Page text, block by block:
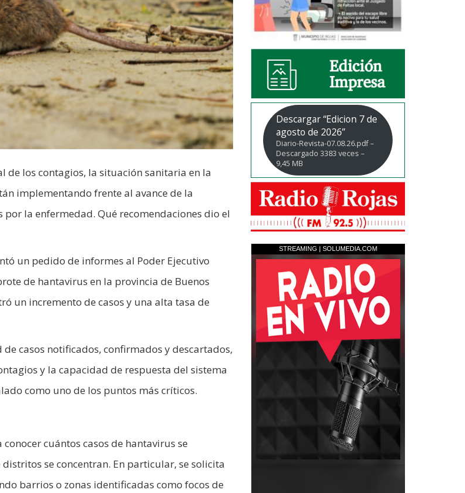
los contagios, la situación sanitaria en la
implementando frente al avance de la
la enfermedad. Qué recomendaciones dio el
un pedido de informes al Poder Ejecutivo
de hantavirus en la provincia de Buenos
un incremento de casos y una alta tasa de
casos notificados, confirmados y descartados,
y la capacidad de respuesta del sistema
como uno de los puntos más críticos.
cuántos casos de hantavirus se
se concentran. En particular, se solicita
barrios o zonas identificadas como focos de
Descargar “Edicion 7 de
agosto de 2026”
Diario-Revista-07.08.26.pdf –
Descargado 3383 veces –
9,45 MB